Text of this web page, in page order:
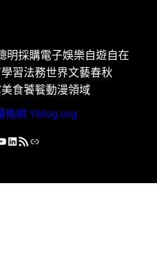
明採購電子娛樂自遊自在
習法務世界文藝春秋
美食饕餮動漫領域
格網 Yblog.org
LinkedIn
RSS 資訊提供連結